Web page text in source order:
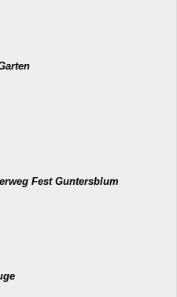
Fest Guntersblum